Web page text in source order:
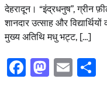
देहरादून। “इंद्रधनुष”, ग्रीन
शानदार उत्साह और
मुख्य अतिथि मधु भट्ट, […]
Facebook
Email